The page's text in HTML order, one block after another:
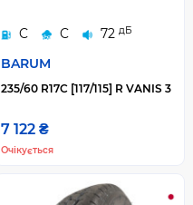
C C 72 дБ
BARUM
235/60 R17C [117/115] R VANIS 3
7 122 ₴
Очікується